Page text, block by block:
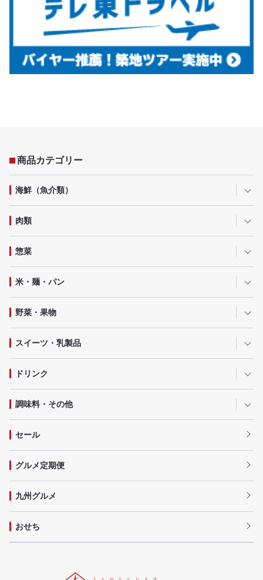
商品カテゴリー
海鮮（魚介類）
肉類
惣菜
米・麺・パン
野菜・果物
スイーツ・乳製品
ドリンク
調味料・その他
セール
グルメ定期便
九州グルメ
おせち